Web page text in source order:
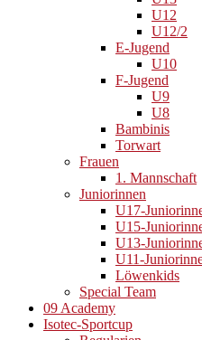
U12
U12/2
E-Jugend
U10
F-Jugend
U9
U8
Bambinis
Torwart
Frauen
1. Mannschaft
Juniorinnen
U17-
U15-
U13-
U11-
Löwenkids
Special Team
09 Academy
Isotec-Sportcup